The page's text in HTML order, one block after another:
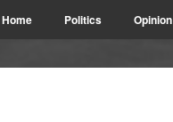
Home Politics Opinion